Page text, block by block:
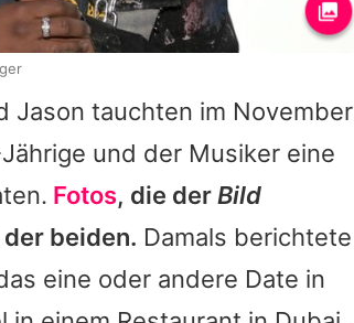
Jason tauchten im November
und der Musiker eine
Fotos, die derBild
beiden. Damals berichtete
eine oder andere Date in